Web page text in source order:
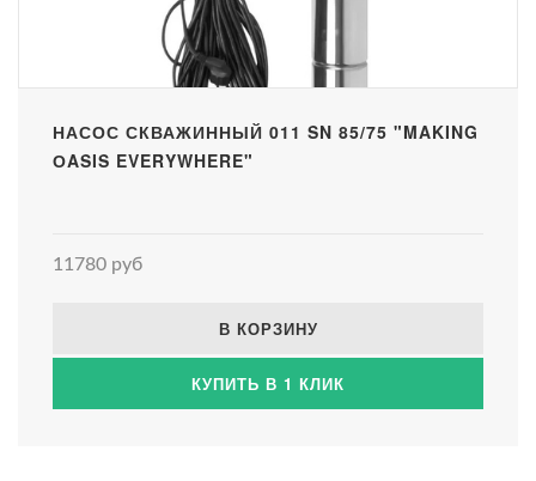
НАСОС СКВАЖИННЫЙ 011 SN 85/75 "MAKING
ОASIS EVERYWHERE"
11780 руб
В КОРЗИНУ
КУПИТЬ В 1 КЛИК